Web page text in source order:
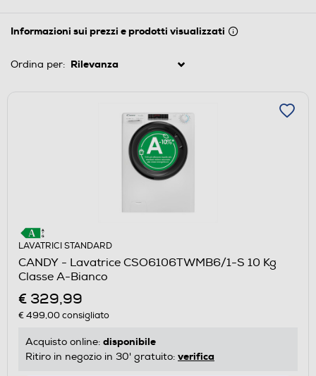
Informazioni sui prezzi e prodotti visualizzati
Ordina per:
LAVATRICI STANDARD
CANDY - Lavatrice CSO6106TWMB6/1-S 10 Kg
Classe A-Bianco
€ 329,99
€ 499,00consigliato
Acquisto online: disponibile
Ritiro in negozio in 30' gratuito: verifica